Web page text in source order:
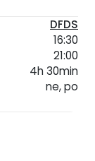
DFDS
16:30
21:00
4h 30min
ne, po